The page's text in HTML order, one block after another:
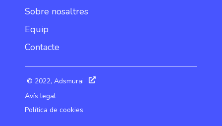
Sobre nosaltres
Equip
Contacte
© 2022, Adsmurai
Avís legal
Política de cookies